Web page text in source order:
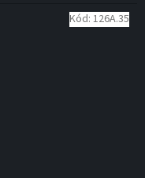
Kód: 126A.35